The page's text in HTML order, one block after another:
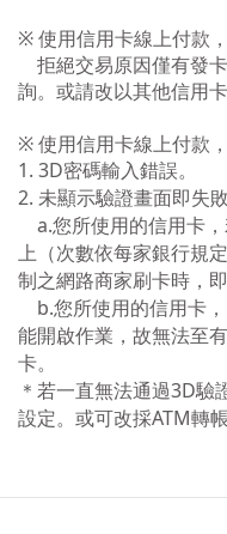
※ 使用信用卡線上付款
拒絕交易原因僅有發
詢。或請改以其他信用卡
※ 使用信用卡線上付款
1. 3D密碼輸入錯誤。
2. 未顯示驗證畫面即失
a.您所使用的信用卡
上（次數依每家銀行規
制之網路商家刷卡時，
b.您所使用的信用卡，
能開啟作業，故無法至
卡。
＊若一直無法通過3D
設定。或可改採ATM轉